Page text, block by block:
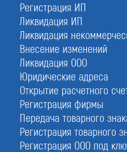
Регистрация ИП
Ликвидация ИП
Ликвидация
Внесение изменений
Ликвидация ООО
Юридические адреса
Открытие расчетного
Регистрация фирмы
Передача товарного
Регистрация товарного
Регистрация ООО под
НРС строителей
НРС изыскателей
СРО проектировщиков
Допуск СРО
Вступить в СРО
Свидетельство СРО
Реестр СРО проектировщиков